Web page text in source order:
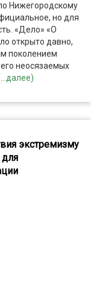
Нижегородскому
но для
«Дело» «О
открыто давно,
поколением
неосязаемых
экстремизму